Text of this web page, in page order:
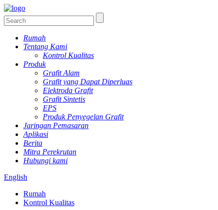
Rumah
Tentang Kami
Kontrol Kualitas
Produk
Grafit Alam
Grafit yang Dapat Diperluas
Elektroda Grafit
Grafit Sintetis
EPS
Produk Penyegelan Grafit
Jaringan Pemasaran
Aplikasi
Berita
Mitra Perekrutan
Hubungi kami
English
Rumah
Kontrol Kualitas